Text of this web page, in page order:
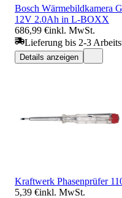
Bosch Wärmebildkamera
12V 2.0Ah in L-BOXX
686,99 €inkl. MwSt.
Lieferung bis 2-3
Details anzeigen
Kraftwerk Phasenprüfer
5,39 €inkl. MwSt.